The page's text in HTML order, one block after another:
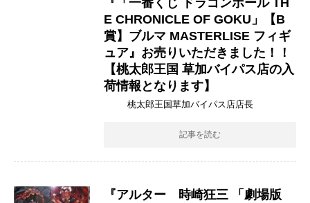
E ​CHRONICLE ​OF ​GOKU」【B
賞】ブルマ MASTERLISE フィギ
ュア』お売りいただきました！！
【桃太郎王国 草加バイパス店の入
荷情報となります】
桃太郎王国草加バイパス店店長
記事を読む
『アルター 時崎狂三 ​「劇場版 ​